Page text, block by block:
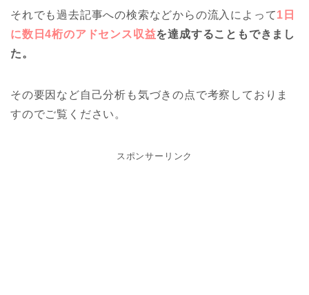
それでも過去記事への検索などからの流入によって1日
に数日4桁のアドセンス収益を達成することもできまし
た。
その要因など自己分析も気づきの点で考察しておりま
すのでご覧ください。
スポンサーリンク